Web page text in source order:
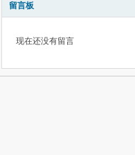
留言板
现在还没有留言